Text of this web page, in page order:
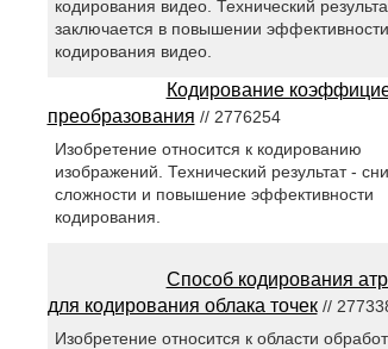
кодирования видео. Технический
заключается в повышении эффективности
кодирования видео.
Кодирование
преобразования // 2776254
Изобретение относится к кодированию
изображений. Технический результат -
сложности и повышение эффективности
кодирования.
Способ кодирования
для кодирования облака точек//
Изобретение относится к области